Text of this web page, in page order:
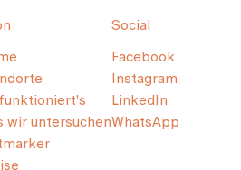
wir untersuchen
Social
Facebook
Instagram
LinkedIn
WhatsApp